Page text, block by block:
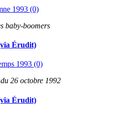
1993 (0)
baby-boomers
Érudit)
1993 (0)
26 octobre 1992
Érudit)